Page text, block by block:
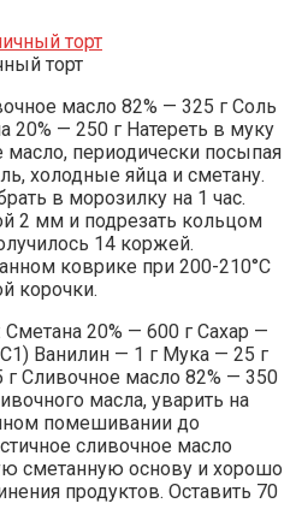
торт
масло 82% — 325 г Соль
20% — 250 г Натереть в муку
периодически посыпая
холодные яйца и сметану.
в морозилку на 1 час.
2 мм и подрезать кольцом
14 коржей.
коврике при 200-210°С
корочки.
20% — 600 г Сахар —
Ванилин — 1 г Мука — 25 г
Сливочное масло 82% — 350
масла, уварить на
помешивании до
сливочное масло
сметанную основу и хорошо
продуктов. Оставить 70